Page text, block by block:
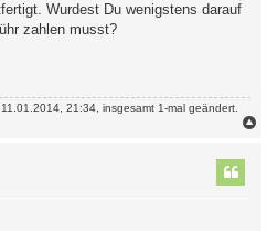
Wurdest Du wenigstens darauf
zahlen musst?
21:34, insgesamt 1-mal geändert.